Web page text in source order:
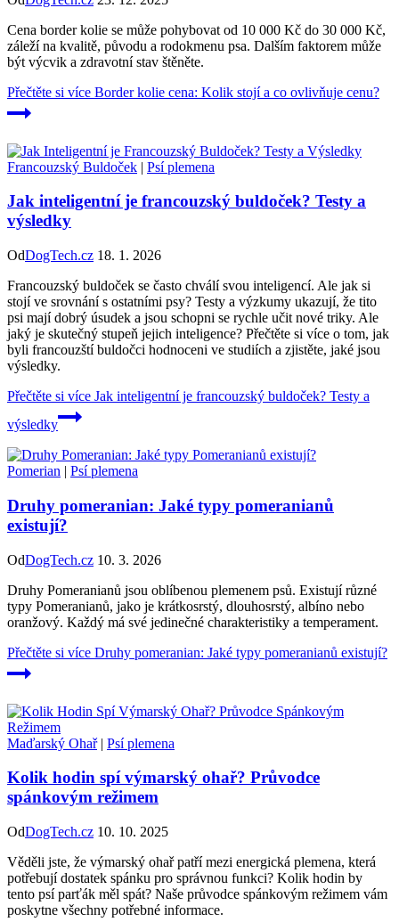
Cena border kolie se může pohybovat od 10 000 Kč do 30 000 Kč,
záleží na kvalitě, původu a rodokmenu psa. Dalším faktorem může
být výcvik a zdravotní stav štěněte.
Přečtěte si více Border kolie cena: Kolik stojí a co ovlivňuje cenu?
Francouzský Buldoček | Psí plemena
Jak inteligentní je francouzský buldoček? Testy a
výsledky
OdDogTech.cz 18. 1. 2026
Francouzský buldoček se často chválí svou inteligencí. Ale jak si
stojí ve srovnání s ostatními psy? Testy a výzkumy ukazují, že tito
psi mají dobrý úsudek a jsou schopni se rychle učit nové triky. Ale
jaký je skutečný stupeň jejich inteligence? Přečtěte si více o tom, jak
byli francouzští buldočci hodnoceni ve studiích a zjistěte, jaké jsou
výsledky.
Přečtěte si více Jak inteligentní je francouzský buldoček? Testy a
výsledky
Pomerian | Psí plemena
Druhy pomeranian: Jaké typy pomeranianů
existují?
OdDogTech.cz 10. 3. 2026
Druhy Pomeranianů jsou oblíbenou plemenem psů. Existují různé
typy Pomeranianů, jako je krátkosrstý, dlouhosrstý, albíno nebo
oranžový. Každý má své jedinečné charakteristiky a temperament.
Přečtěte si více Druhy pomeranian: Jaké typy pomeranianů existují?
Maďarský Ohař| Psí plemena
Kolik hodin spí výmarský ohař? Průvodce
spánkovým režimem
OdDogTech.cz 10. 10. 2025
Věděli jste, že výmarský ohař patří mezi energická plemena, která
potřebují dostatek spánku pro správnou funkci? Kolik hodin by
tento psí parťák měl spát? Naše průvodce spánkovým režimem vám
poskytne všechny potřebné informace.